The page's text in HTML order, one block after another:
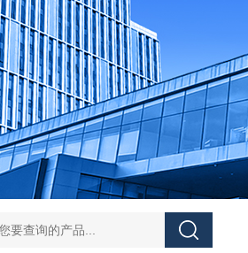
铜四色低温排线 36AWG/32AWG/34AWG